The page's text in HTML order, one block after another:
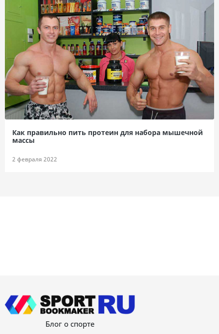
Как правильно пить протеин для набора мышечной
массы
2 февраля 2022
Блог о спорте